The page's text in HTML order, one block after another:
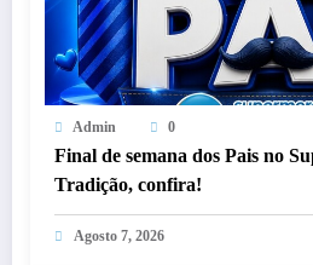
Admin 0
Final de semana dos Pais no
Tradição, confira!
Agosto 7, 2026